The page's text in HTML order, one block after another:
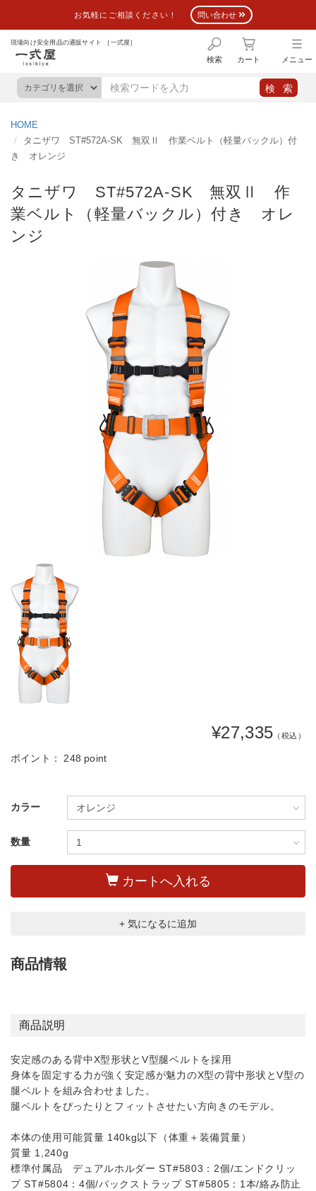
お気軽にご相談ください！ 問い合わせ
現場向け安全用品の通販サイト ［一式屋］
検索 カート メニュー
HOME
タニザワ ST#572A-SK 無双Ⅱ 作業ベルト（軽量バックル）付
き オレンジ
タニザワ ST#572A-SK 無双Ⅱ 作
業ベルト（軽量バックル）付き オレ
ンジ
¥27,335 （税込）
ポイント： 248 point
カラー
数量
カートへ入れる
+ 気になるに追加
商品情報
商品説明
安定感のある背中X型形状とV型腿ベルトを採用
身体を固定する力が強く安定感が魅力のX型の背中形状とV型の
腿ベルトを組み合わせました。
腿ベルトをぴったりとフィットさせたい方向きのモデル。
本体の使用可能質量 140kg以下（体重＋装備質量）
質量 1,240g
標準付属品 デュアルホルダー ST#5803：2個/エンドクリッ
プ ST#5804：4個/バックストラップ ST#5805：1本/絡み防止